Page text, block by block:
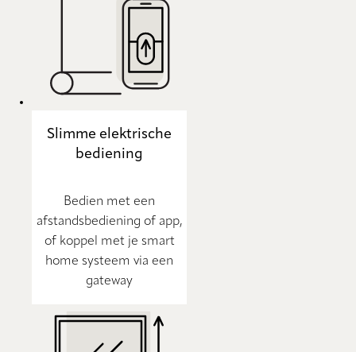
Slimme elektrische
bediening
Bedien met een
afstandsbediening of app,
of koppel met je smart
home systeem via een
gateway